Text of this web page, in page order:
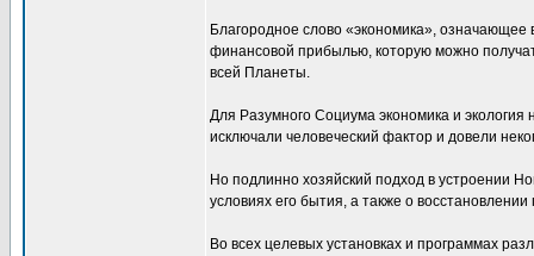
Благородное слово «экономика»,
финансовой прибылью, которую можно
всей Планеты.
Для Разумного Социума экономика и
исключали человеческий фактор и довели
Но подлинно хозяйский подход в устроении
условиях его бытия, а также о
Во всех целевых установках и программах